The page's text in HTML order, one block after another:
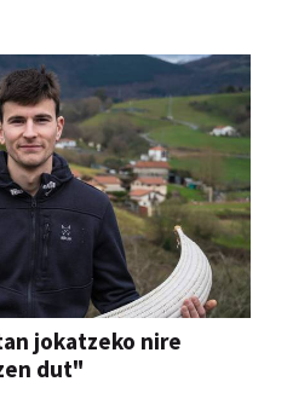
jokatzeko nire
dut"